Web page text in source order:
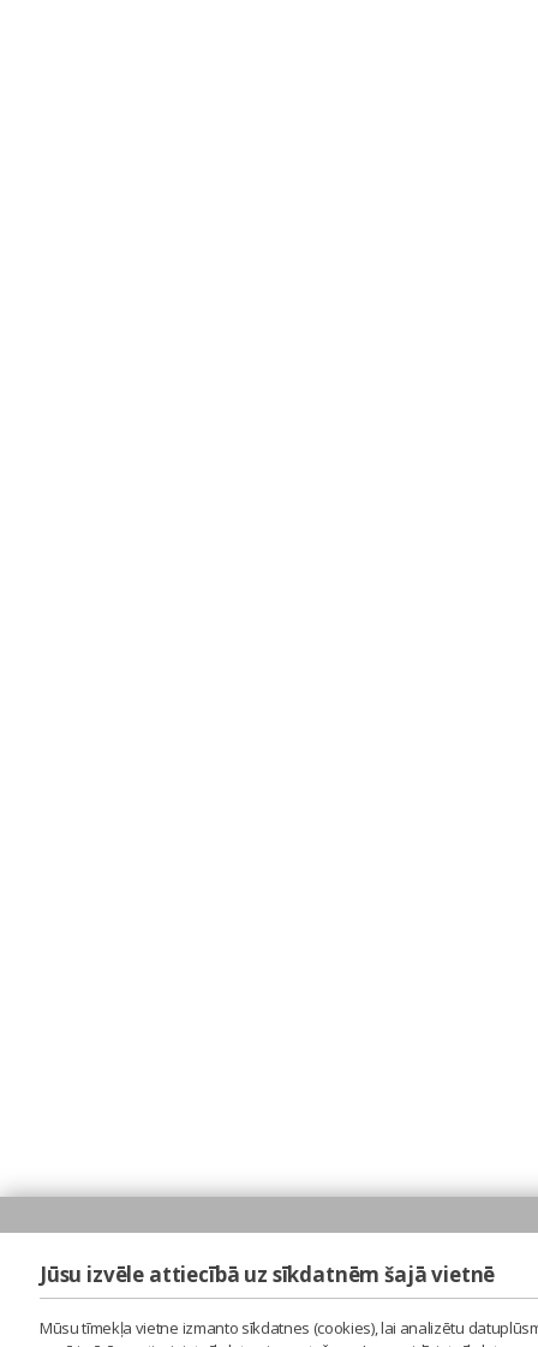
Jūsu izvēle attiecībā uz sīkdatnēm šajā vietnē
Mūsu tīmekļa vietne izmanto sīkdatnes (cookies), lai analizētu